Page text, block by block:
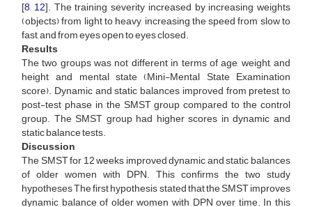
[8, 12]. The training severity increased by increasing weights
(objects) from light to heavy, increasing the speed from slow to
fast, and from eyes open to eyes closed.
Results
The two groups was not different in terms of age, weight, and
height, and mental state (Mini-Mental State Examination
score). Dynamic and static balances improved from pretest to
post-test phase in the SMST group compared to the control
group. The SMST group had higher scores in dynamic and
static balance tests.
Discussion
The SMST for 12 weeks improved dynamic and static balances
of older women with DPN. This confirms the two study
hypotheses The first hypothesis stated that the SMST improves
dynamic balance of older women with DPN over time. In this